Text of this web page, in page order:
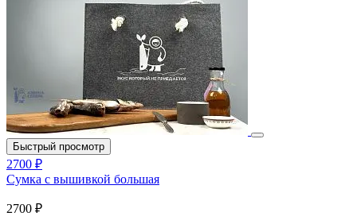
Быстрый просмотр
2700 ₽
Сумка с вышивкой большая
2700 ₽